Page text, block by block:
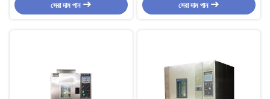
Calculation Controller
সেরা দাম পান
Environmental Testing Equipment
সেরা দাম পান